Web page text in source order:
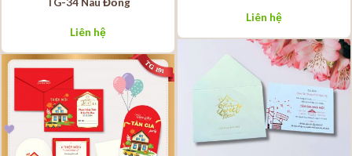
Liên hệ
TG-34 Nâu Đồng
Liên hệ